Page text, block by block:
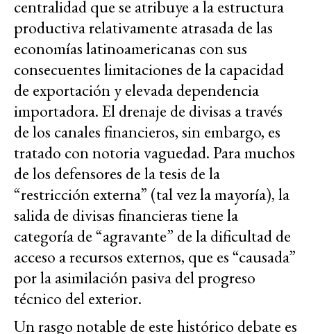
centralidad que se atribuye a la estructura
productiva relativamente atrasada de las
economías latinoamericanas con sus
consecuentes limitaciones de la capacidad
de exportación y elevada dependencia
importadora. El drenaje de divisas a través
de los canales financieros, sin embargo, es
tratado con notoria vaguedad. Para muchos
de los defensores de la tesis de la
“restricción externa” (tal vez la mayoría), la
salida de divisas financieras tiene la
categoría de “agravante” de la dificultad de
acceso a recursos externos, que es “causada”
por la asimilación pasiva del progreso
técnico del exterior.
Un rasgo notable de este histórico debate es